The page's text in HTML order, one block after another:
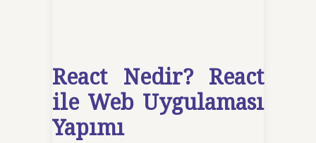
React Nedir? React
ile Web Uygulaması
Yapımı